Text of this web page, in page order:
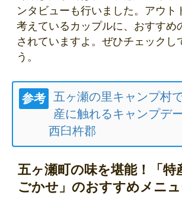
ンタビューも行いました。アウト
考えているカップルに、おすすめ
されていますよ。ぜひチェックし
う。
参考
五ヶ瀬の里キャンプ村
産に触れるキャンプデ
西臼杵郡
五ヶ瀬町の味を堪能！「特
ごかせ」のおすすめメニ